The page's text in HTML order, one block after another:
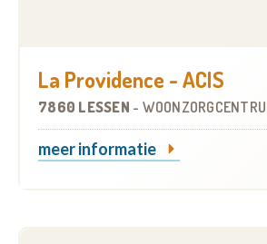
La Providence - ACIS
7860 LESSEN -
meer informatie